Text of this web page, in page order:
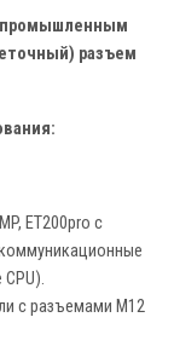
разъем
ET200pro с
с разъемами M12